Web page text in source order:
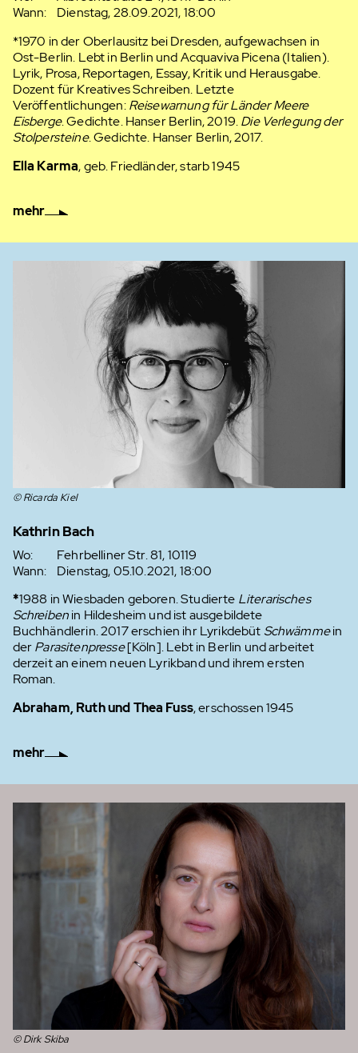
Wann:
Dienstag, 28.09.2021, 18:00
*1970 in der Oberlausitz bei Dresden, aufgewachsen in
Ost-Berlin. Lebt in Berlin und Acquaviva Picena (Italien).
Lyrik, Prosa, Reportagen, Essay, Kritik und Herausgabe.
Dozent für Kreatives Schreiben. Letzte
Veröffentlichungen:Reisewarnung für Länder Meere
Eisberge. Gedichte. Hanser Berlin, 2019.Die Verlegung der
Stolpersteine. Gedichte. Hanser Berlin, 2017.
Ella Karma, geb. Friedländer, starb 1945
mehr
© Ricarda Kiel
Kathrin Bach
Wo:
Fehrbelliner Str. 81, 10119
Wann:
Dienstag, 05.10.2021, 18:00
*1988 in Wiesbaden geboren. Studierte Literarisches
Schreibenin Hildesheim und ist ausgebildete
Buchhändlerin. 2017 erschien ihr Lyrikdebüt Schwämmein
derParasitenpresse[Köln]. Lebt in Berlin und arbeitet
derzeit an einem neuen Lyrikband und ihrem ersten
Roman.
Abraham, Ruth und Thea Fuss, erschossen 1945
mehr
© Dirk Skiba